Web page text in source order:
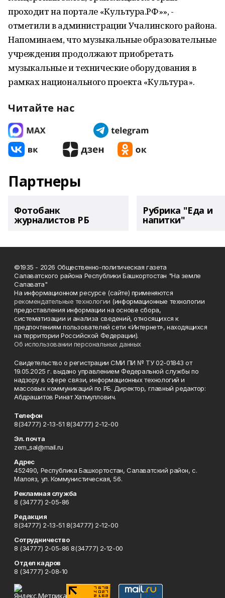
проходит на портале «Культура.РФ»», -
отметили в администрации Учалинского района.
Напоминаем, что музыкальные образовательные
учреждения продолжают приобретать
музыкальные и технические оборудования в
рамках национального проекта «Культура».
Читайте нас
Партнеры
Фотобанк
журналистов РБ
Рубрика "Еда и
напитки"
©1935 - 2026 Общественно-политическая газета
Салаватского района Республики Башкортостан "На земле
Салавата"
На информационном ресурсе (сайте) применяются
рекомендательные технологии (информационные технологии
предоставления информации на основе сбора,
систематизации и анализа сведений, относящихся к
предпочтениям пользователей сети «Интернет», находящихся
на территории Российской Федерации).
Об использовании персональных данных
Свидетельство о регистрации СМИ ПИ № ТУ 02-01843 от
19.05.2025 г. выдано управлением Федеральной службы по
надзору в сфере связи, информационных технологий и
массовых коммуникаций по РБ. Директор, главный редактор:
Абдрашитов Ринат Хатмуллович.
Телефон
8(34777) 2-13-51 8(34777) 2-12-00
Эл. почта
zem_sal@mail.ru
Адрес
452490, Республика Башкортостан, Салаватский район, с.
Малояз, ул. Коммунистическая, 56.
Рекламная служба
8 (34777) 2-05-86
Редакция
8(34777) 2-13-51 8(34777) 2-12-00
Сотрудничество
8 (34777) 2-05-86 8(34777) 2-12-00
Отдел кадров
8 (34777) 2-08-10